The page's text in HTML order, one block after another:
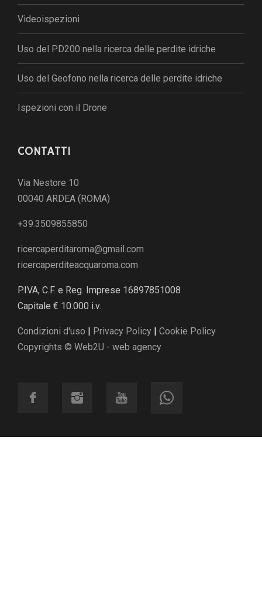
Videoispezioni
Uso del PD200 nella ricerca delle perdite idriche
Uso del Geofono nella ricerca delle perdite idriche
Ispezioni con il Drone
CONTATTI
Via Nestore 10
00040 ARDEA (ROMA)
+39.3509855850
ricercaperditaroma@gmail.com
ricercaperditeacquaroma.com
P.IVA, C.F. e Reg. Imprese 16897851008
Capitale € 10.000 i.v.
Condizioni d'uso Privacy Policy
Cookie Policy
Copyrights © Web2U - web agency